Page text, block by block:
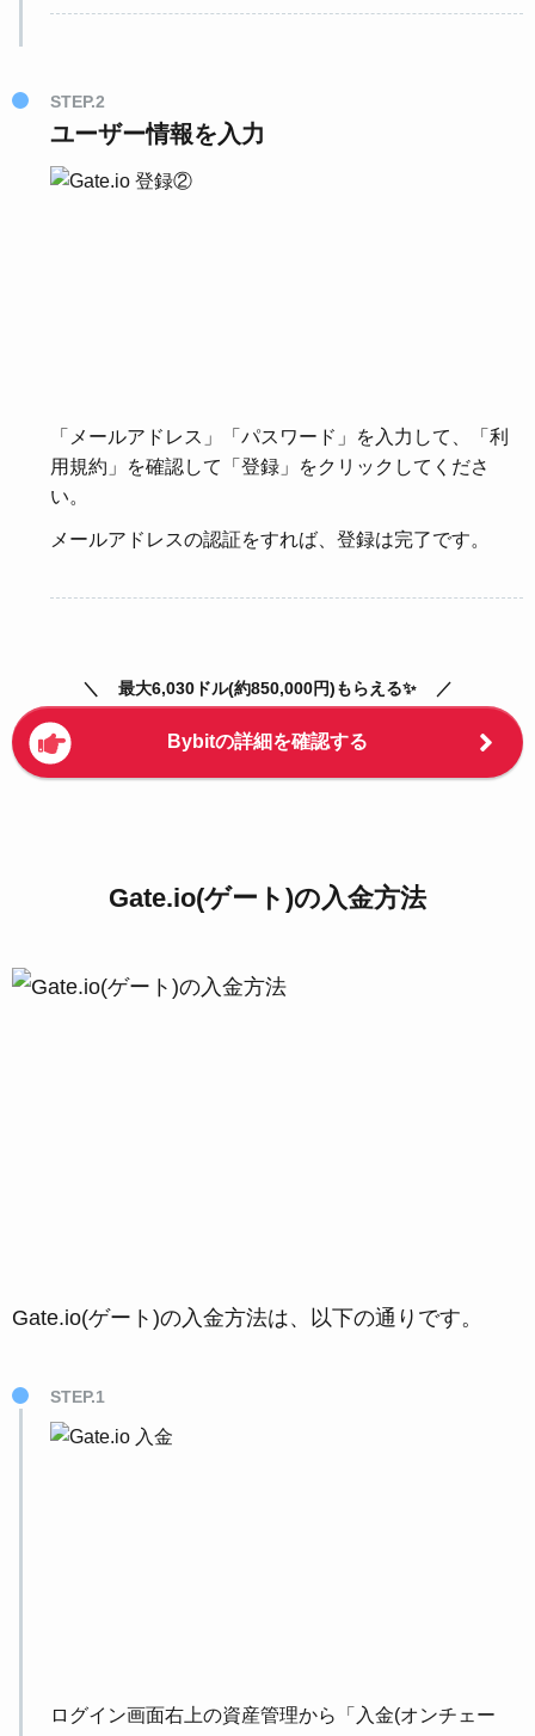
STEP.2
ユーザー情報を入力
「メールアドレス」「パスワード」を入力して、「利
用規約」を確認して「登録」をクリックしてくださ
い。
メールアドレスの認証をすれば、登録は完了です。
最大6,030ドル(約850,000円)もらえる✨
Bybitの詳細を確認する
Gate.io(ゲート)の入金方法
Gate.io(ゲート)の入金方法は、以下の通りです。
STEP.1
ログイン画面右上の資産管理から「入金(オンチェー